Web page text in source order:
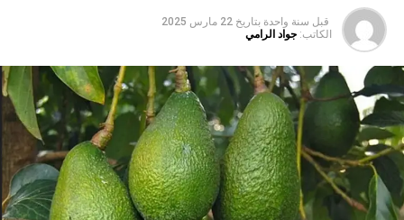
قبل سنة واحدة بتاريخ 22 مارس 2025
الكاتب: جواد الرامي